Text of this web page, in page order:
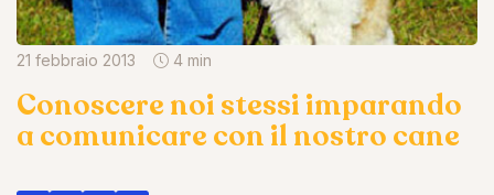
21 febbraio 2013 4 min
Conoscere noi stessi imparando
a comunicare con il nostro cane